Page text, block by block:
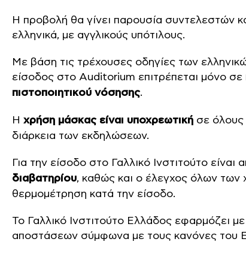
Η προβολή θα γίνει παρουσία συντελεστών
ελληνικά, με αγγλικούς υπότιλους.
Με βάση τις τρέχουσες οδηγίες των
είσοδος στο Auditorium επιτρέπεται μόνο σε
πιστοποιητικού νόσησης.
Η χρήση μάσκας είναι υποχρεωτική σε όλους
διάρκεια των εκδηλώσεων.
Για την είσοδο στο Γαλλικό Ινστιτούτο είναι
διαβατηρίου, καθώς και ο έλεγχος όλων των
θερμομέτρηση κατά την είσοδο.
Το Γαλλικό Ινστιτούτο Ελλάδος εφαρμόζει
αποστάσεων σύμφωνα με τους κανόνες του